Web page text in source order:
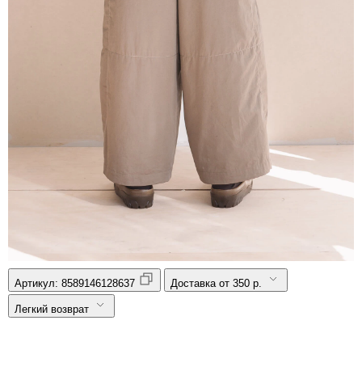
Артикул: 8589146128637 Доставка от 350 р.
Легкий возврат